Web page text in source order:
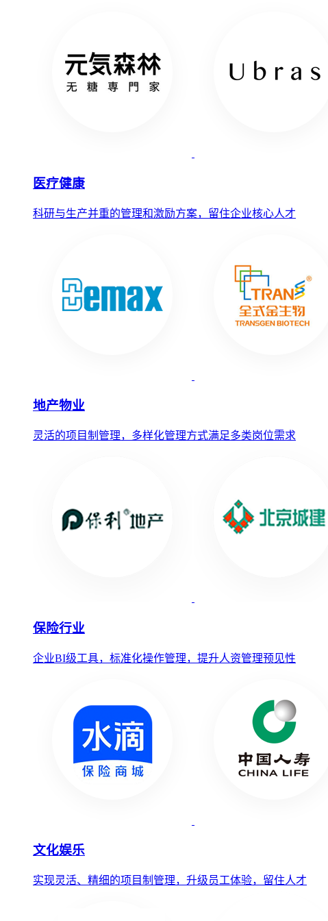
医疗健康
科研与生产并重的管理和激励方案，留住企业核心人才
地产物业
灵活的项目制管理，多样化管理方式满足多类岗位需求
保险行业
企业BI级工具，标准化操作管理，提升人资管理预见性
文化娱乐
实现灵活、精细的项目制管理，升级员工体验，留住人才